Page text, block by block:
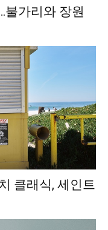
불가리와 장원
클래식, 세인트